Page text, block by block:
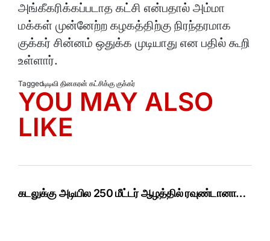
அங்கீகரிக்கப்படாத கட்சி என்பதால் அம்மா
மக்கள் முன்னேற்ற கழகத்திற்கு நிரந்தரமாக
குக்கர் சின்னம் ஒதுக்க முடியாது என பதில் கூறி
உள்ளார்.
Taggedடிடிவி தினகரன் கட்சிக்கு குக்கர்
YOU MAY ALSO
LIKE
கடலுக்கு அடியில 250 மீட்டர் ஆழத்தில் ரவுண்டானா…